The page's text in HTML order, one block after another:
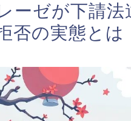
ーゼが下請
否の実態とは